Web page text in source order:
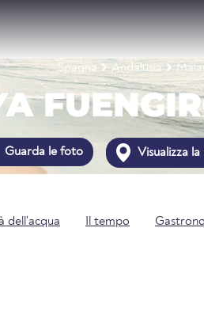
Spagna Andalusia
Guarda le foto Visualizza
dell'acqua Il tempo